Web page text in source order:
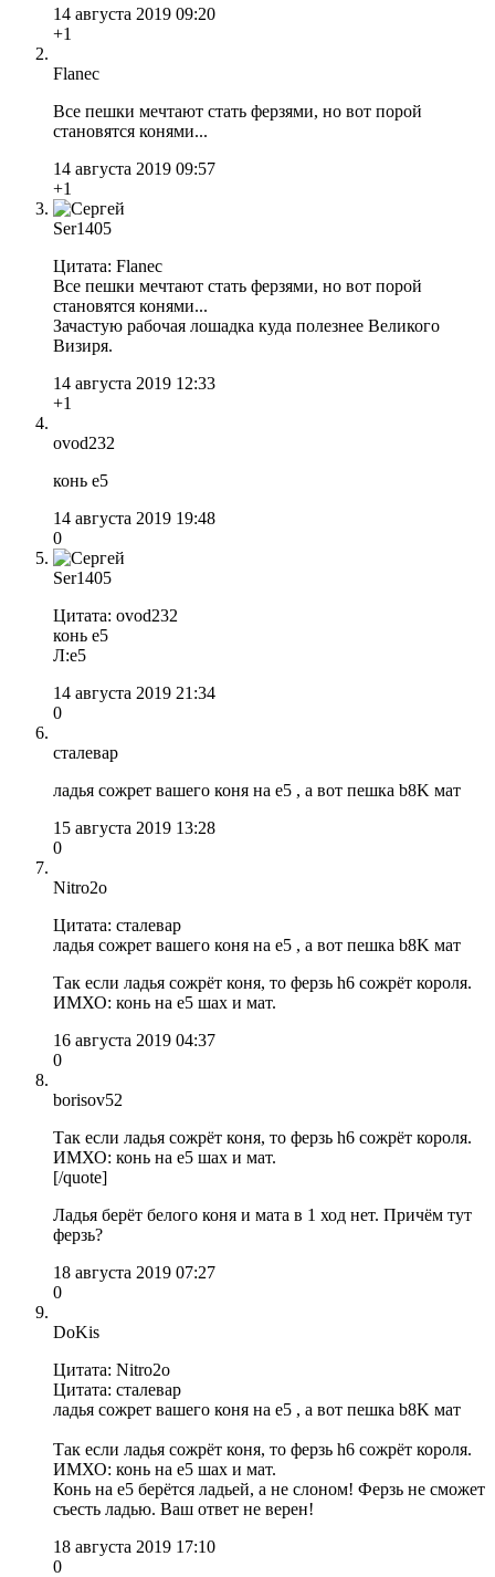
14 августа 2019 09:20
+1
Flanec
Все пешки мечтают стать ферзями, но вот порой
становятся конями...
14 августа 2019 09:57
+1
Ser1405
Цитата: Flanec
Все пешки мечтают стать ферзями, но вот порой
становятся конями...
Зачастую рабочая лошадка куда полезнее Великого
Визиря.
14 августа 2019 12:33
+1
ovod232
конь е5
14 августа 2019 19:48
0
Ser1405
Цитата: ovod232
конь е5
Л:е5
14 августа 2019 21:34
0
сталевар
ладья сожрет вашего коня на е5 , а вот пешка b8K мат
15 августа 2019 13:28
0
Nitro2o
Цитата: сталевар
ладья сожрет вашего коня на е5 , а вот пешка b8K мат
Так если ладья сожрёт коня, то ферзь h6 сожрёт короля.
ИМХО: конь на е5 шах и мат.
16 августа 2019 04:37
0
borisov52
Так если ладья сожрёт коня, то ферзь h6 сожрёт короля.
ИМХО: конь на е5 шах и мат.
[/quote]
Ладья берёт белого коня и мата в 1 ход нет. Причём тут
ферзь?
18 августа 2019 07:27
0
DoKis
Цитата: Nitro2o
Цитата: сталевар
ладья сожрет вашего коня на е5 , а вот пешка b8K мат
Так если ладья сожрёт коня, то ферзь h6 сожрёт короля.
ИМХО: конь на е5 шах и мат.
Конь на е5 берётся ладьей, а не слоном! Ферзь не сможет
съесть ладью. Ваш ответ не верен!
18 августа 2019 17:10
0